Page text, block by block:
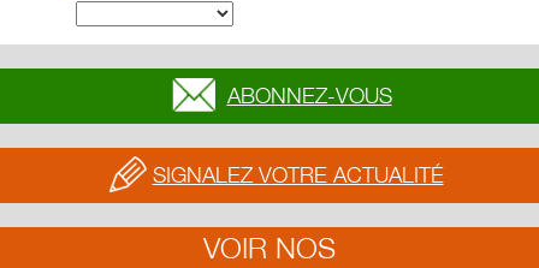
ABONNEZ-VOUS
SIGNALEZ VOTRE ACTUALITÉ
VOIR NOS